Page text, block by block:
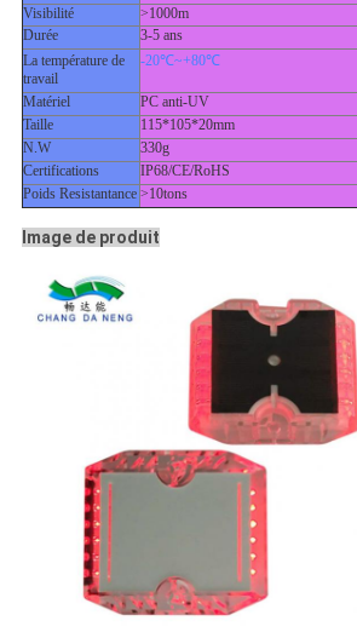
Visibilité
>1000m
Durée
3-5 ans
La température de
travail
-20℃~+80℃
Matériel
PC anti-UV
Taille
115*105*20mm
N.W
330g
Certifications
IP68/CE/RoHS
Poids Resistantance >10tons
Image de produit